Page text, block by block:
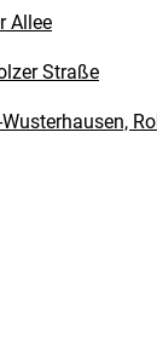
Allee
Straße